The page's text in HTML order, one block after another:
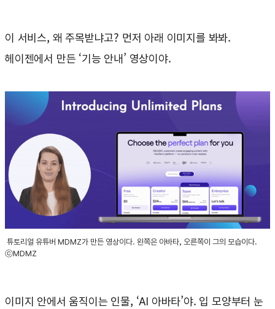
이 서비스, 왜 주목받냐고? 먼저 아래 이미지를 봐봐.
헤이젠에서 만든 ‘기능 안내’ 영상이야.
튜토리얼 유튜버 MDMZ가 만든 영상이다. 왼쪽은 아바타, 오른쪽이 그의 모습이다.
ⓒMDMZ
이미지 안에서 움직이는 인물, ‘AI 아바타’야. 입 모양부터 눈